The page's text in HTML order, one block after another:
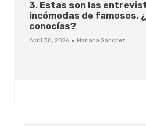
3. Estas son las
incómodas de famosos.
conocías?
Abril 30, 2026 · Mariana Sánchez